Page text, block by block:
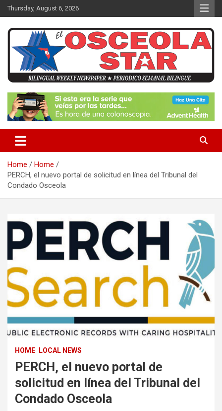
k
t
Thursday, August 6, 2026
El Osceola Star
Home
Home
PERCH, el nuevo portal de solicitud en línea del Tribunal del
Condado Osceola
HOME LOCAL NEWS
PERCH, el nuevo portal de
solicitud en línea del Tribunal del
Condado Osceola